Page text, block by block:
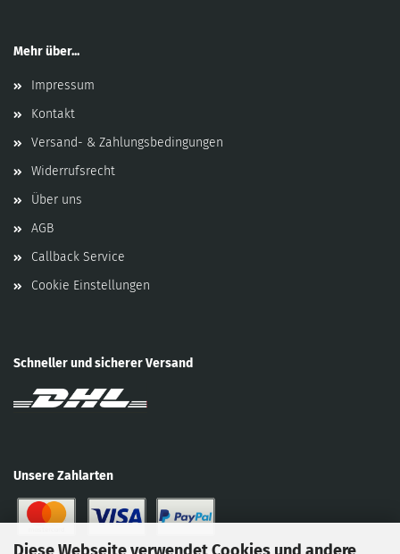
Mehr über...
Impressum
Kontakt
Versand- & Zahlungsbedingungen
Widerrufsrecht
Über uns
AGB
Callback Service
Cookie Einstellungen
Schneller und sicherer Versand
Unsere Zahlarten